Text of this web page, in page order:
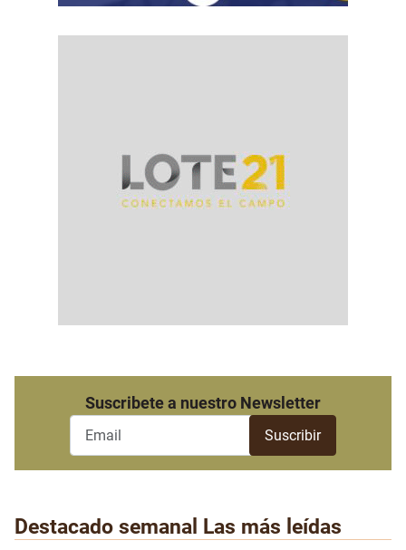
Suscribete a nuestro Newsletter
Destacado semanal Las más leídas